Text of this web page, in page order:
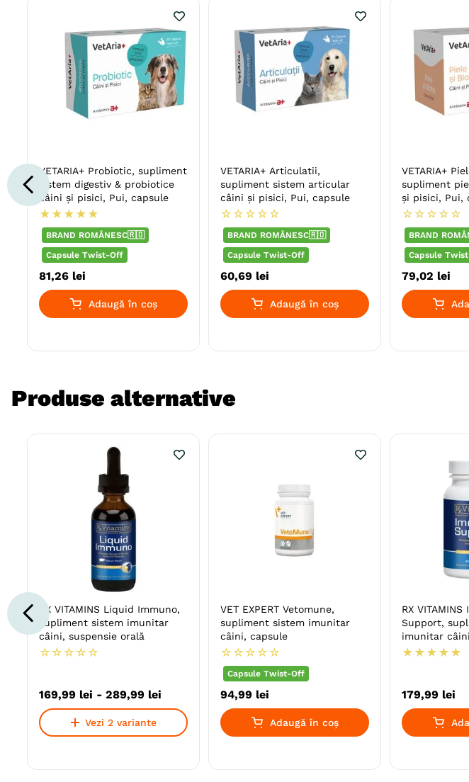
VETARIA+ Probiotic, supliment
sistem digestiv & probiotice
câini și pisici, Pui, capsule
★ ★ ★ ★ ★
BRAND ROMÂNESC🇷🇴
Capsule Twist-Off
81,26 lei
Adaugă în coș
VETARIA+ Articulatii,
supliment sistem articular
câini și pisici, Pui, capsule
☆ ☆ ☆ ☆ ☆
BRAND ROMÂNESC🇷🇴
Capsule Twist-Off
60,69 lei
Adaugă în coș
VETARIA+
supliment
și pisici, Pui,
☆ ☆ ☆ ☆ ☆
BRAND
Capsule
79,02 lei
Produse alternative
RX VITAMINS Liquid Immuno,
supliment sistem imunitar
câini, suspensie orală
☆ ☆ ☆ ☆ ☆
169,99 lei - 289,99 lei
Vezi 2 variante
VET EXPERT Vetomune,
supliment sistem imunitar
câini, capsule
☆ ☆ ☆ ☆ ☆
Capsule Twist-Off
94,99 lei
Adaugă în coș
RX
Support,
imunitar
★ ★ ★ ★ ★
179,99 lei